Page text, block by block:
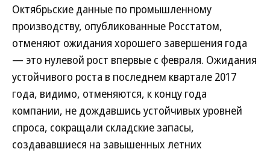
Октябрьские данные по промышленному
производству, опубликованные Росстатом,
отменяют ожидания хорошего завершения года
— это нулевой рост впервые с февраля. Ожидания
устойчивого роста в последнем квартале 2017
года, видимо, отменяются, к концу года
компании, не дождавшись устойчивых уровней
спроса, сокращали складские запасы,
создававшиеся на завышенных летних